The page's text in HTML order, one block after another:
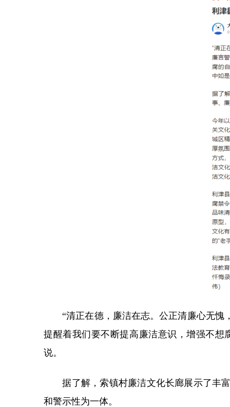
“清正在德，廉洁在志。公正清廉心无愧
提醒着我们要不断提高廉洁意识，增强不想
说。
据了解，索镇村廉洁文化长廊展示了丰富
和警示性为一体。